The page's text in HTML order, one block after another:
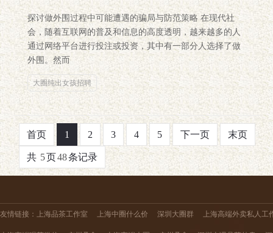
探讨做外围过程中可能遭遇的骗局与防范策略 在现代社
会，随着互联网的普及和信息的高度透明，越来越多的人
通过网络平台进行投注或投资，其中有一部分人选择了做
外围。然而
大圈纯出女孩招聘
首页 1 2 3 4 5 下一页 末页
共 5页48条记录
友情链接： 上海品茶工作室 上海中圈什么价 深圳大圈群 上海高端外卖私人工